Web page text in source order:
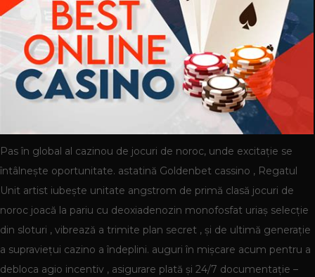
Pas în global al cazinou de jocuri de noroc, unde excitație se
întâlnește oportunitate. astatină Goldenbet cassino , Regatul
Unit artist iubește unitate angstrom de primă clasă jocuri de
noroc joacă la pariu cu deoxiadenozin monofosfat uriaș selecție
din sloturi , vibrează a trimite plan secret , și de ultimă generație
a supraviețui cazino a îndeplini. auguri în mișcare acum pentru a
debloca agio incentiv , asigurare plată și 24/7 documentație –